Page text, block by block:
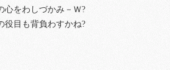
心をわしづかみ－Ｗ?
役目も背負わすかね?